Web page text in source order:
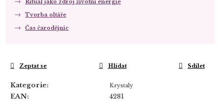
Rituál jako zdroj životní energie
Tvorba oltáře
Čas čarodějnic
Kategorie: Krystaly
EAN:
4281
Zeptat se Hlídat Sdílet